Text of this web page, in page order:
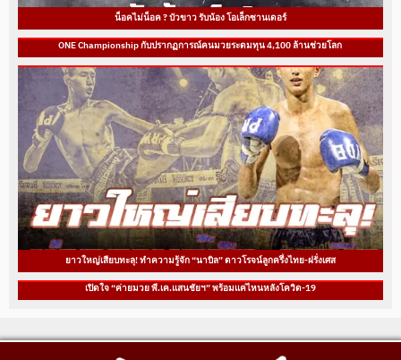
น็อคไม่น็อค ? บัวขาว รับน้อง โอเล็กซานเดอร์
ONE Championship กับปรากฏการณ์คนมวยระดมทุน 4,100 ล้านช่วยโลก
ยาวใหญ่เสียบทะลุ! ทำความรู้จัก “นาบิล” ดาวโรจน์ลูกครึ่งไทย-ฝรั่งเศส
เปิดใจ “ค่ายมวย พี.เค.แสนชัยฯ” พร้อมแค่ไหนหลังโควิด-19